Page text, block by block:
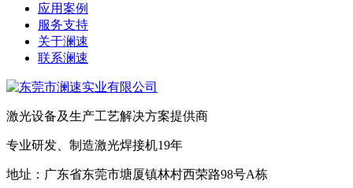
应用案例
服务支持
关于澜速
联系澜速
激光设备及生产工艺解决方案提供商
专业研发、制造激光焊接机19年
地址：广东省东莞市塘厦镇林村西荣路98号A栋